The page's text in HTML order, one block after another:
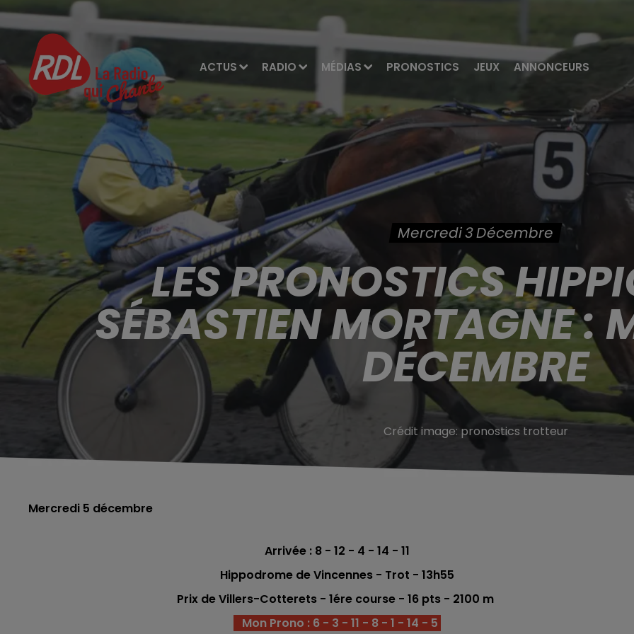
ACTUS RADIO MÉDIAS PRONOSTICS JEUX ANNONCEURS
Mercredi 3 Décembre
LES PRONOSTICS
SÉBASTIEN MORTAGNE :
DÉCEMBRE
Crédit image: pronostics trotteur
Mercredi 5 décembre
Arrivée : 8 - 12 - 4 - 14 - 11
Hippodrome de Vincennes - Trot - 13h55
Prix de Villers-Cotterets - 1ére course - 16 pts - 2100 m
Mon Prono : 6 - 3 - 11 - 8 - 1 - 14 - 5